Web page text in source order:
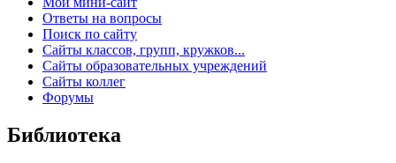
Ответы на вопросы
Поиск по сайту
Сайты классов, групп, кружков...
Сайты образовательных учреждений
Сайты коллег
Форумы
Библиотека